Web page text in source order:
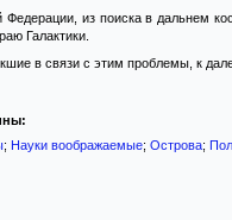
из поиска в дальнем
Галактики.
в связи с этим проблемы, к
; Науки воображаемые; Острова;